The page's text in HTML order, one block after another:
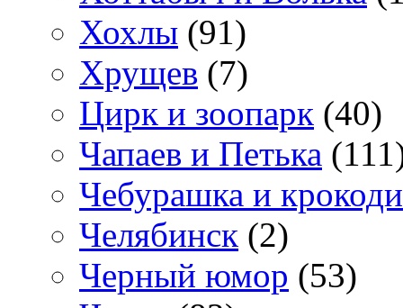
Хохлы (91)
Хрущев (7)
Цирк и зоопарк (40)
Чапаев и Петька
Чебурашка и
Челябинск (2)
Черный юмор (53)